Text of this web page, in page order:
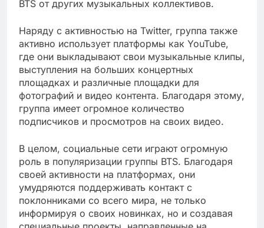
BTS от других музыкальных коллективов.
Наряду с активностью на Twitter, группа также
активно использует платформы как YouTube,
где они выкладывают свои музыкальные клипы,
выступления на больших концертных
площадках и различные площадки для
фотографий и видео контента. Благодаря этому,
группа имеет огромное количество
подписчиков и просмотров на своих видео.
В целом, социальные сети играют огромную
роль в популяризации группы BTS. Благодаря
своей активности на платформах, они
умудряются поддерживать контакт с
поклонниками со всего мира, не только
информируя о своих новинках, но и создавая